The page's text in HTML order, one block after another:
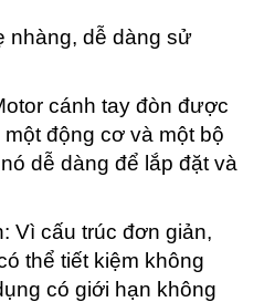
nhàng, dễ dàng sử
cánh tay đòn được
động cơ và một bộ
dễ dàng để lắp đặt và
Vì cấu trúc đơn giản,
thể tiết kiệm không
có giới hạn không